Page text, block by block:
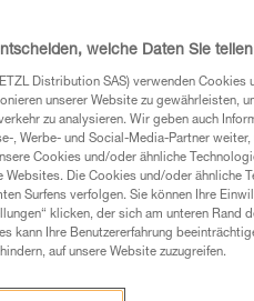
welche Daten Sie teilen
Distribution SAS) verwenden
unserer Website zu gewährleisten,
zu analysieren. Wir geben auch
, Werbe- und Social-Media-Partner
Cookies und/oder ähnliche
Websites. Die Cookies und/oder ähnliche
Surfens verfolgen. Sie können Ihre
klicken, der sich am unteren Rand
kann Ihre Benutzererfahrung
auf unsere Website zuzugreifen.